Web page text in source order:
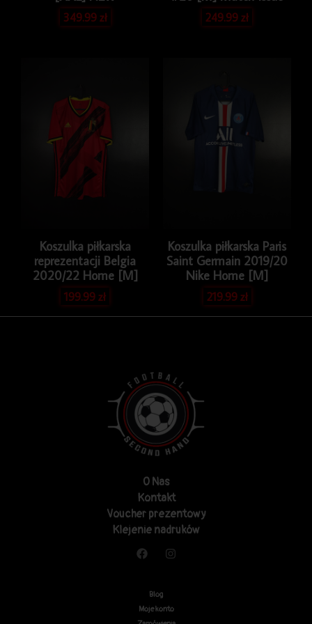
349.99zł 249.99zł
Koszulka piłkarska
reprezentacji Belgia
2020/22 Home [M]
199.99zł
Koszulka piłkarska Paris
Saint Germain 2019/20
Nike Home [M]
219.99zł
O Nas
Kontakt
Voucher prezentowy
Klejenie nadruków
Blog
Moje konto